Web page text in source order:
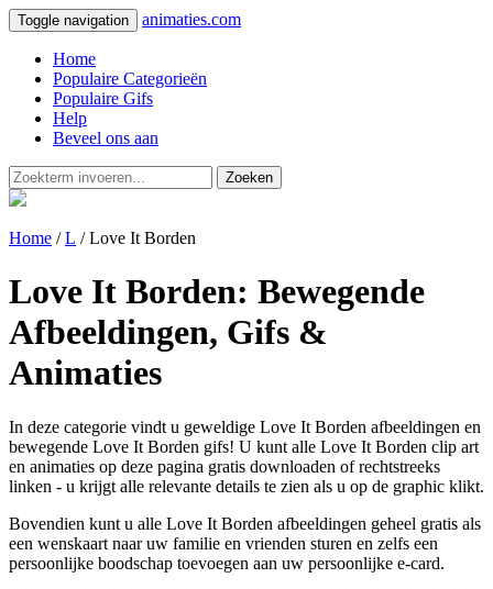
Toggle navigation animaties.com
Home
Populaire Categorieën
Populaire Gifs
Help
Beveel ons aan
Zoeken
Home /L / Love It Borden
Love It Borden: Bewegende
Afbeeldingen, Gifs &
Animaties
In deze categorie vindt u geweldige Love It Borden afbeeldingen en
bewegende Love It Borden gifs! U kunt alle Love It Borden clip art
en animaties op deze pagina gratis downloaden of rechtstreeks
linken - u krijgt alle relevante details te zien als u op de graphic klikt.
Bovendien kunt u alle Love It Borden afbeeldingen geheel gratis als
een wenskaart naar uw familie en vrienden sturen en zelfs een
persoonlijke boodschap toevoegen aan uw persoonlijke e-card.